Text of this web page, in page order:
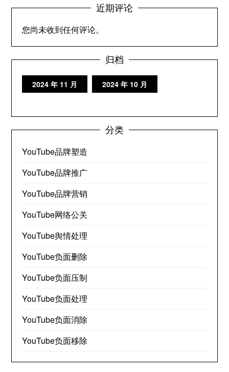
近期评论
您尚未收到任何评论。
归档
2024 年 11 月 2024 年 10 月
分类
YouTube品牌塑造
YouTube品牌推广
YouTube品牌营销
YouTube网络公关
YouTube舆情处理
YouTube负面删除
YouTube负面压制
YouTube负面处理
YouTube负面消除
YouTube负面移除